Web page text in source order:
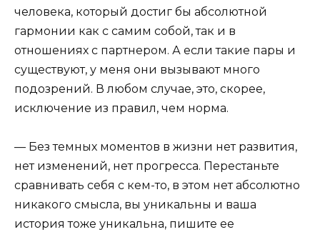
человека, который достиг бы абсолютной
гармонии как с самим собой, так и в
отношениях с партнером. А если такие пары и
существуют, у меня они вызывают много
подозрений. В любом случае, это, скорее,
исключение из правил, чем норма.
— Без темных моментов в жизни нет развития,
нет изменений, нет прогресса. Перестаньте
сравнивать себя с кем-то, в этом нет абсолютно
никакого смысла, вы уникальны и ваша
история тоже уникальна, пишите ее